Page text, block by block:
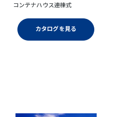
コンテナハウス連棟式
カタログを見る